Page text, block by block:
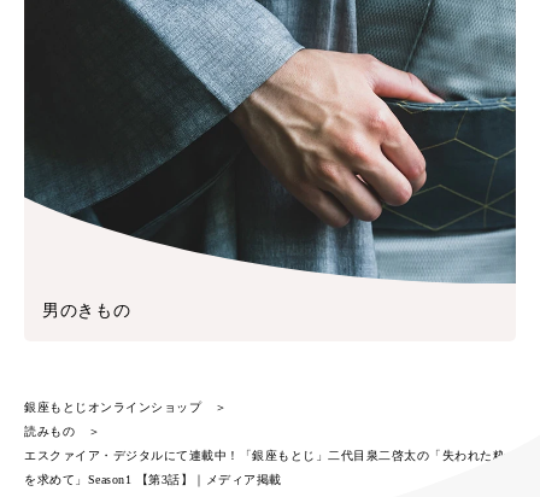
男のきもの
銀座もとじオンラインショップ
読みもの
エスクァイア・デジタルにて連載中！「銀座もとじ」二代目泉二啓太の「失われた粋
を求めて」Season1 【第3話】｜メディア掲載